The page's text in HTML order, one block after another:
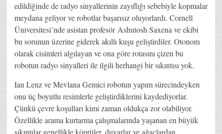
edildiğinde de radyo sinyallerinin zayıflığı sebebiyle kopmalar
meydana geliyor ve robotlar başarısız oluyorlardı. Cornell
Üniversitesi’nde asistan profesör Ashutosh Saxena ve ekibi
bu sorunun üzerine giderek akıllı kuşu geliştirdiler. Otonom
olarak cisimleri algılayan ve ona göre rotasını çizen bu
robotun radyo sinyalleri ile ilgili herhangi bir sıkıntısı yok.
Ian Lenz ve Mevlana Gemici robotun yapım sürecindeyken
onu üç boyutlu resimlerle geliştirdiklerini kaydediyorlar.
Çünkü çevre koşulları kimi zaman oldukça zor olabiliyor.
Özellikle arama kurtarma çalışmalarında yaşanan en büyük
sıkıntılar genellikle köprüler, duvarlar ve ağaçlardan